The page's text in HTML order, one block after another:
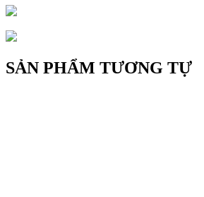
SẢN PHẨM TƯƠNG TỰ